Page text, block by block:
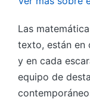
Las
texto, están en
y en cada
equipo de